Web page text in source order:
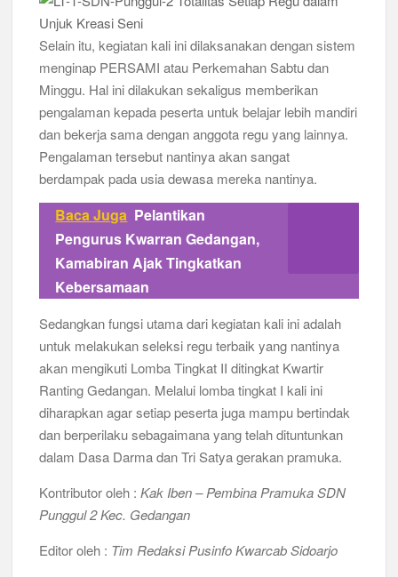
Selain itu, kegiatan kali ini dilaksanakan dengan sistem
menginap PERSAMI atau Perkemahan Sabtu dan
Minggu. Hal ini dilakukan sekaligus memberikan
pengalaman kepada peserta untuk belajar lebih mandiri
dan bekerja sama dengan anggota regu yang lainnya.
Pengalaman tersebut nantinya akan sangat
berdampak pada usia dewasa mereka nantinya.
Baca Juga Pelantikan
Pengurus Kwarran Gedangan,
Kamabiran Ajak Tingkatkan
Kebersamaan
Sedangkan fungsi utama dari kegiatan kali ini adalah
untuk melakukan seleksi regu terbaik yang nantinya
akan mengikuti Lomba Tingkat II ditingkat Kwartir
Ranting Gedangan. Melalui lomba tingkat I kali ini
diharapkan agar setiap peserta juga mampu bertindak
dan berperilaku sebagaimana yang telah dituntunkan
dalam Dasa Darma dan Tri Satya gerakan pramuka.
Kontributor oleh :Kak Iben – Pembina Pramuka SDN
Punggul 2 Kec. Gedangan
Editor oleh : Tim Redaksi Pusinfo Kwarcab Sidoarjo